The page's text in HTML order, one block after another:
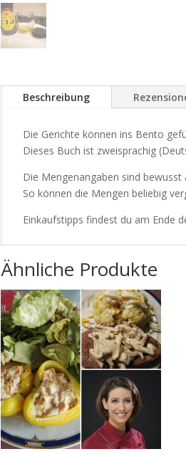
Beschreibung
Die Gerichte können ins Bento
Dieses Buch ist zweisprachig
Die Mengenangaben sind
So können die Mengen beliebig
Einkaufstipps findest du am Ende
Ähnliche Produkte